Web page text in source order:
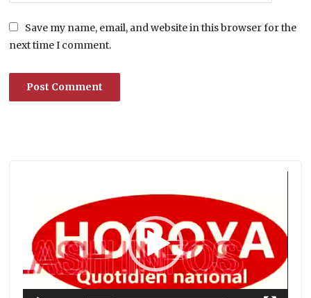
Save my name, email, and website in this browser for the
next time I comment.